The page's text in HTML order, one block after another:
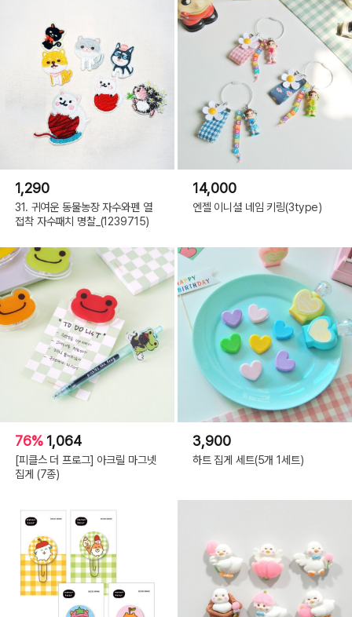
1,290
31. 귀여운 동물농장 자수와펜 열
접착 자수패치 명찰_(1239715)
14,000
엔젤 이니셜 네임 키링(3type)
76% 1,064
[피클스 더 프로그] 아크릴 마그넷
집게 (7종)
3,900
하트 집게 세트(5개 1세트)